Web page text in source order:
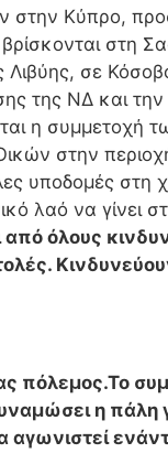
Κύπρο,
στη
σε
της ΝΔ και
η συμμετοχή
στην
υποδομές στη
λαό να γίνει
από όλους
πόλεμος.Το
η